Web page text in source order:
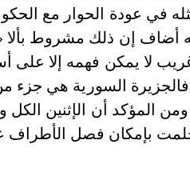
في عودة الحوار مع
أضاف إن ذلك مشروط بألا
لا يمكن فهمه إلا على
السورية هي جزء من
أن الإثنين الكل